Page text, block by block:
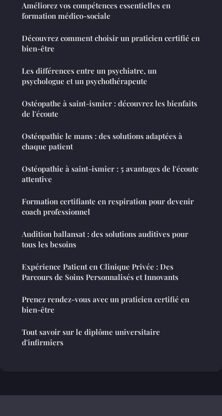
Améliorez vos compétences essentielles en
formation médico-sociale
Découvrez comment choisir un praticien certifié en
bien-être
Les différences entre un psychiatre, un
psychologue et un psychothérapeute
Ostéopathe à saint-ismier : découvrez les bienfaits
de l'écoute
Ostéopathie le mans : des solutions adaptées à
chaque patient
Ostéopathie à saint-ismier : 5 avantages de l'écoute
attentive
Formation certifiante en respiration pour devenir
coach professionnel
Audition ballansat : des solutions auditives pour
tous les besoins
Expérience Patient en Clinique Privée : Des
Parcours de Soins Personnalisés et Innovants
Prenez rendez-vous avec un praticien certifié en
bien-être
Tout savoir sur le diplôme universitaire
d'infirmiers